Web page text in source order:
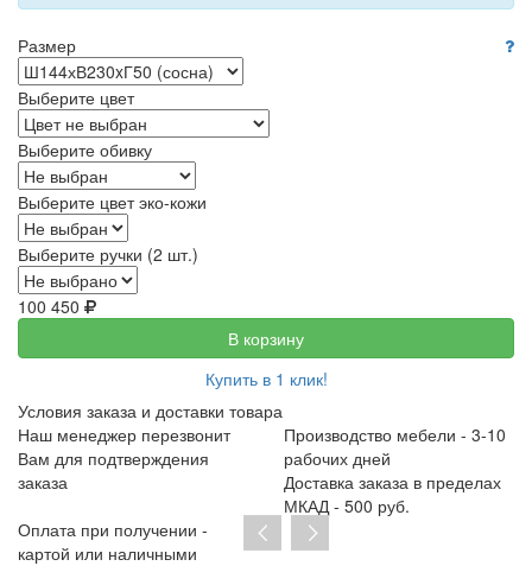
Размер
Выберите цвет
Выберите обивку
Выберите цвет эко-кожи
Выберите ручки (2 шт.)
100 450
В корзину
Купить в 1 клик!
Условия заказа и доставки товара
Наш менеджер перезвонит
Вам для подтверждения
заказа
Производство мебели - 3-10
рабочих дней
Доставка заказа в пределах
МКАД - 500 руб.
Оплата при получении -
картой или наличными